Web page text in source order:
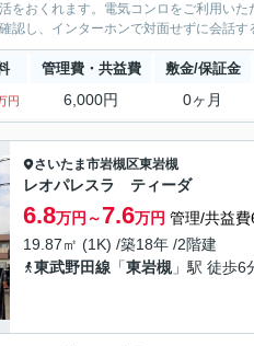
をおくれます。電気コンロをご利用い
認し、インターホンで対面せずに会話
管理費・共益費 敷金/保証金
円 6,000円 0ヶ月
さいたま市岩槻区東岩槻
レオパレスラ ティーダ
6.8万円～7.6万円 管理/共益費
19.87㎡ (1K) /築18年 /2階建
東武野田線 「東岩槻 」駅 徒歩6